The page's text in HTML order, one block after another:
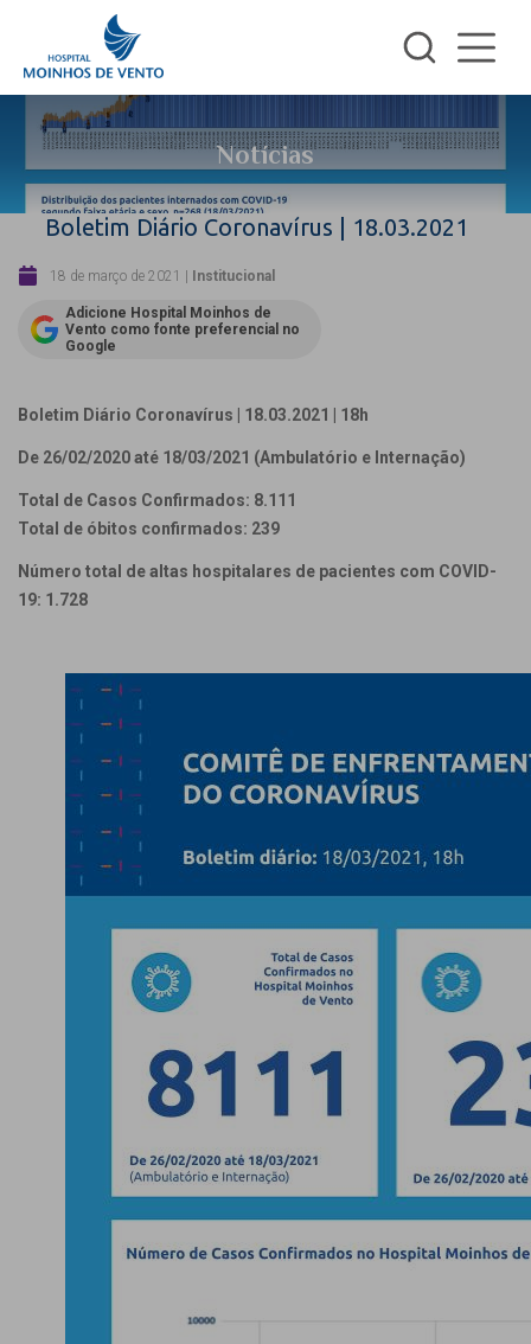
Notícias
Boletim Diário Coronavírus | 18.03.2021
18 de março de 2021 | Institucional
Adicione Hospital Moinhos de
Vento como fonte preferencial no
Google
Boletim Diário Coronavírus | 18.03.2021 | 18h
De 26/02/2020 até 18/03/2021 (Ambulatório e Internação)
Total de Casos Confirmados: 8.111
Total de óbitos confirmados: 239
Número total de altas hospitalares de pacientes com COVID-
19: 1.728